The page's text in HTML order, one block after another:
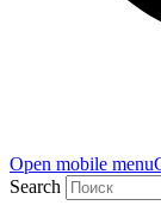
Open mobile menu
Search